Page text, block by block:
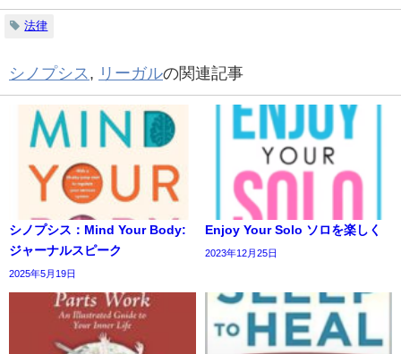
法律
シノプシス , リーガルの関連記事
シノプシス：Mind Your Body:
ジャーナルスピーク
2025年5月19日
Enjoy Your Solo ソロを楽しく
2023年12月25日